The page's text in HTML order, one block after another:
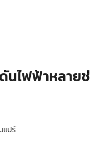
นไฟฟ้าหลาย
แปร์